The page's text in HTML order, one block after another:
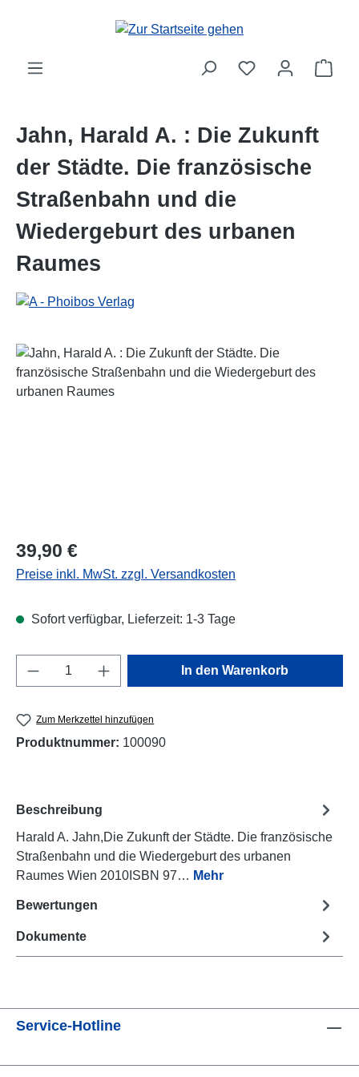
Zum Hauptinhalt springen
Jahn, Harald A. : Die Zukunft
der Städte. Die französische
Straßenbahn und die
Wiedergeburt des urbanen
Raumes
Bildergalerie überspringen
Regulärer Preis:
39,90 €
Preise inkl. MwSt. zzgl. Versandkosten
Sofort verfügbar, Lieferzeit: 1-3 Tage
Produkt Anzahl: Gib den gewünschten
In den Warenkorb
Zum Merkzettel hinzufügen
Produktnummer: 100090
Beschreibung
Harald A. Jahn,Die Zukunft der Städte. Die französische
Straßenbahn und die Wiedergeburt des urbanen
Raumes Wien 2010ISBN 97… Mehr
Bewertungen
Dokumente
Service-Hotline